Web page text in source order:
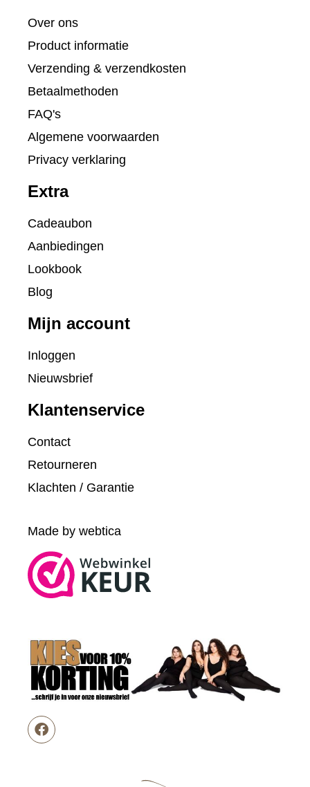
Over ons
Product informatie
Verzending & verzendkosten
Betaalmethoden
FAQ's
Algemene voorwaarden
Privacy verklaring
Extra
Cadeaubon
Aanbiedingen
Lookbook
Blog
Mijn account
Inloggen
Nieuwsbrief
Klantenservice
Contact
Retourneren
Klachten / Garantie
Made by webtica